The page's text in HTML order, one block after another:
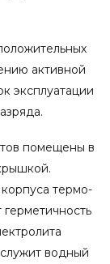
активной
эксплуатации
помещены в
термо-
водный